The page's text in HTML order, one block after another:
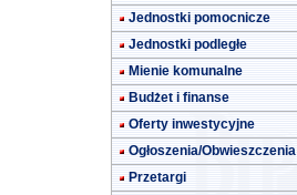
Jednostki pomocnicze
Jednostki podległe
Mienie komunalne
Budżet i finanse
Oferty inwestycyjne
Ogłoszenia/Obwieszczenia
Przetargi